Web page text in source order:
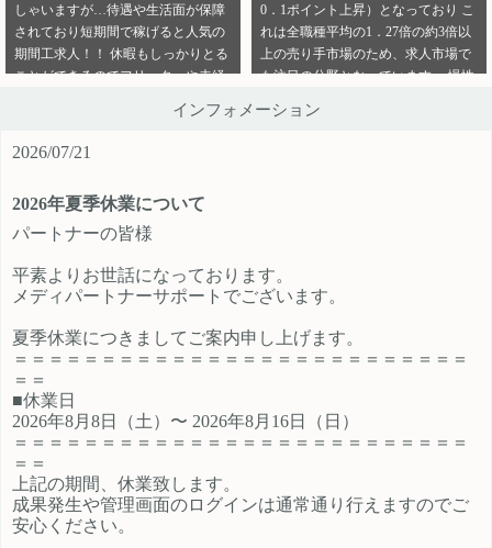
しゃいますが…待遇や生活面が保障
されており短期間で稼げると人気の
期間工求人！！ 休暇もしっかりとる
ことができるのでフリーターや未経
新規でご登録いただくアフィリエイ
ださい。 メディパートナーにご登録
いただいているアフィリエイター様
連絡ください。
0．1ポイント上昇）となっており こ
れは全職種平均の1．27倍の約3倍以
上の売り手市場のため、求人市場で
も注目の分野となっています。 慢性
採用というスタイルの保育園も増え
ール欄に注目のカテゴリを見たとい
う旨をご入力ください。 メディパー
ィリエイター様は「お問い合わせは
こちら」からご連絡ください。
インフォメーション
2026/07/21
2026年夏季休業について
パートナーの皆様
平素よりお世話になっております。
メディパートナーサポートでございます。
夏季休業につきましてご案内申し上げます。
＝＝＝＝＝＝＝＝＝＝＝＝＝＝＝＝＝＝＝＝＝＝＝＝＝＝
＝＝
■休業日
2026年8月8日（土）〜 2026年8月16日（日）
＝＝＝＝＝＝＝＝＝＝＝＝＝＝＝＝＝＝＝＝＝＝＝＝＝＝
＝＝
上記の期間、休業致します。
成果発生や管理画面のログインは通常通り行えますのでご
安心ください。